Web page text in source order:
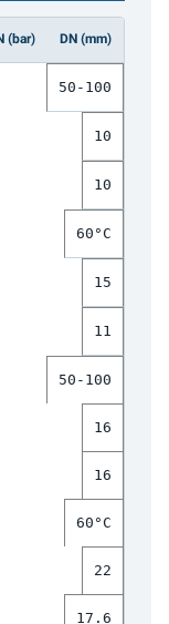
DN (mm)
(bar)
50-100
10
10
60°C
15
11
50-100
16
16
60°C
22
17.6